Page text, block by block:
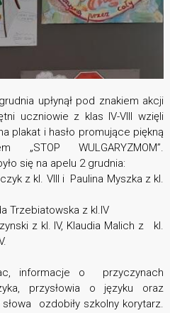
upłynął pod znakiem akcji
uczniowie z klas IV-VIII wzięli
plakat i hasło promujące piękną
WULGARYZMOM”.
się na apelu 2 grudnia:
z kl. VIII i Paulina Myszka z kl.
Trzebiatowska z kl.IV
z kl. IV, Klaudia Malich z kl.
informacje o przyczynach
przysłowia o języku oraz
ozdobiły szkolny korytarz.